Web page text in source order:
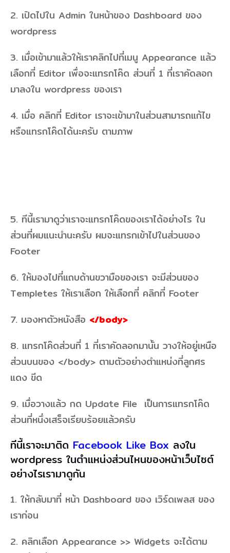
2. เปิดไปใน Admin ในหน้าของ Dashboard ของ
wordpress
3. เมื่อเข้ามาแล้วให้เราคลิกไปที่เมนู Appearance แล้ว
เลือกที่ Editor เพื่อจะแทรกโค๊ด ส่วนที่ 1 ที่เราคัดลอก
มาลงใน wordpress ของเรา
4. เมื่อ คลิกที่ Editor เราจะเข้ามาในส่วนสามารถแก้ไข
หรือแทรกโค๊ดได้นะครับ ตามภาพ
5. ทีนี้เรามาดูว่าเราจะแทรกโค๊ดของเราได้อย่างไร ใน
ส่วนที่ผมแนะนำนะครับ ผมจะแทรกเข้าไปในส่วนของ
Footer
6. ให้มองไปที่แถบด้านขวามือของเรา จะมีส่วนของ
Templetes ให้เราเลือก ให้เลือกที่ คลิกที่ Footer
7. มองหาตัวหนังสือ </body>
8. แทรกโค๊ดส่วนที่ 1 ที่เราคัดลอกมานั้น วางให้อยู่เหนือ
ส่วนบนของ </body> ตามตัวอย่างตำแหน่งที่ลูกศร
แดง ขีด
9. เมื่อวางแล้ว กด Update File เป็นการแทรกโค๊ด
ส่วนที่หนึ่งเสร็จเรียบร้อยแล้วครับ
ทีนี้เราจะมาติด Facebook Like Box ลงใน
wordpress ในตำแหน่งส่วนไหนของหน้าเว็บไซต์
อย่างไรเรามาดูกัน
1. ให้กลับมาที่ หน้า Dashboard ของ เวิร์ดเพลส ของ
เราก่อน
2. คลิกเลือก Appearance >> Widgets จะได้ตาม